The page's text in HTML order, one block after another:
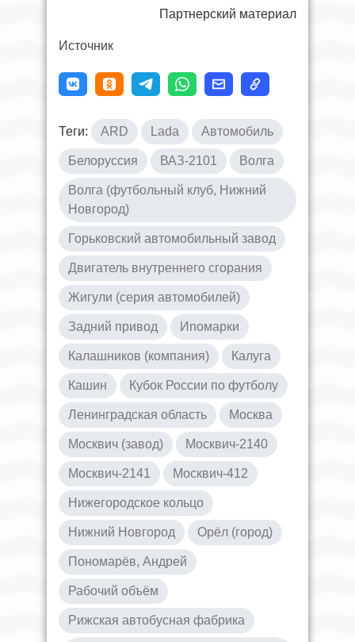
Партнерский материал
Источник
Теги: ARD Lada Автомобиль
Белоруссия ВАЗ-2101 Волга
Волга (футбольный клуб, Нижний
Новгород)
Горьковский автомобильный завод
Двигатель внутреннего сгорания
Жигули (серия автомобилей)
Задний привод Иnoмарки
Калашников (компания) Калуга
Кашин Кубок России по футболу
Ленинградская область Москва
Москвич (завод) Москвич-2140
Москвич-2141 Москвич-412
Нижегородское кольцо
Нижний Новгород Орёл (город)
Пономарёв, Андрей
Рабочий объём
Рижская автобусная фабрика